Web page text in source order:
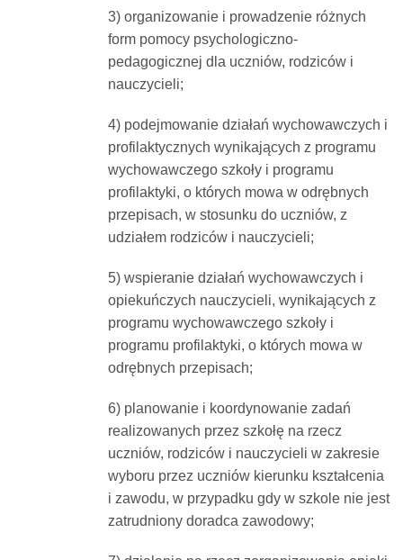
3) organizowanie i prowadzenie różnych
form pomocy psychologiczno-
pedagogicznej dla uczniów, rodziców i
nauczycieli;
4) podejmowanie działań wychowawczych i
profilaktycznych wynikających z programu
wychowawczego szkoły i programu
profilaktyki, o których mowa w odrębnych
przepisach, w stosunku do uczniów, z
udziałem rodziców i nauczycieli;
5) wspieranie działań wychowawczych i
opiekuńczych nauczycieli, wynikających z
programu wychowawczego szkoły i
programu profilaktyki, o których mowa w
odrębnych przepisach;
6) planowanie i koordynowanie zadań
realizowanych przez szkołę na rzecz
uczniów, rodziców i nauczycieli w zakresie
wyboru przez uczniów kierunku kształcenia
i zawodu, w przypadku gdy w szkole nie jest
zatrudniony doradca zawodowy;